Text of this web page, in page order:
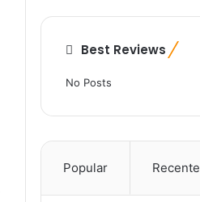
Best Reviews
No Posts
Popular Recente